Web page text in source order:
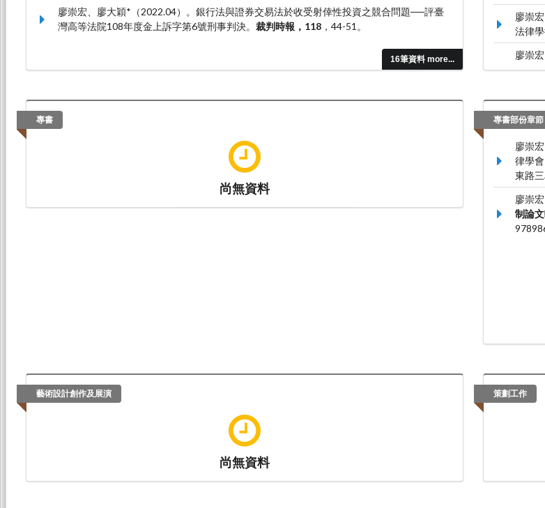
16筆資料 more...
廖崇宏、廖大穎*（2022.04）。銀行法與證券交易法於收受射倖性投資之競合問題──評臺
灣高等法院108年度金上訴字第6號刑事判決。 裁判時報，118 ，44-51。
廖崇
法律
廖崇
學術
專書
尚無資料
專書部份章節
廖崇
律學
東路
廖崇
制論文
藝術設計創作及展演
尚無資料
策劃工作